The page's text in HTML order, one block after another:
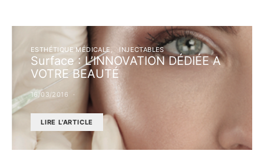
ESTHÉTIQUE MÉDICALE INJECTABLES
Surface : L’INNOVATION DÉDIÉE A
VOTRE BEAUTÉ
16/03/2016
LIRE L'ARTICLE